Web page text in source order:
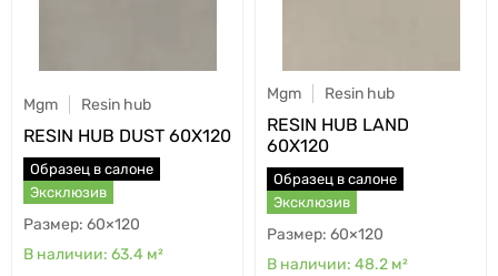
Mgm Resin hub
RESIN HUB DUST 60X120
Образец в салоне
Эксклюзив
60×120
63.4 м²
Mgm Resin hub
RESIN HUB LAND
60X120
Образец в салоне
Эксклюзив
60×120
48.2 м²